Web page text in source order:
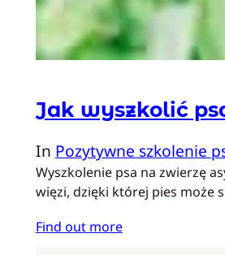
Jak wyszkolić
In Pozytywne szkolenie
Wyszkolenie psa na zwierzę
więzi, dzięki której pies może
Find out more